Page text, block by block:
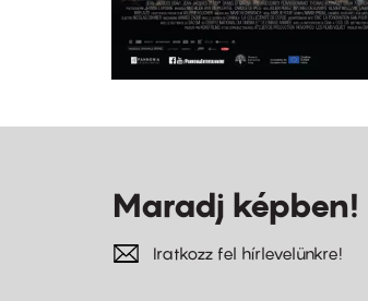
Maradj képben!
Iratkozz fel hírlevelünkre!